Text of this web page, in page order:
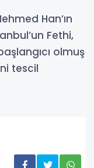
Han’ın
Fethi,
olmuş
tescil